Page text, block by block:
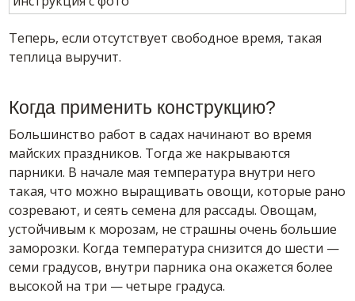
Теперь, если отсутствует свободное время, такая
теплица выручит.
Когда применить конструкцию?
Большинство работ в садах начинают во время
майских праздников. Тогда же накрываются
парники. В начале мая температура внутри него
такая, что можно выращивать овощи, которые рано
созревают, и сеять семена для рассады. Овощам,
устойчивым к морозам, не страшны очень большие
заморозки. Когда температура снизится до шести —
семи градусов, внутри парника она окажется более
высокой на три — четыре градуса.